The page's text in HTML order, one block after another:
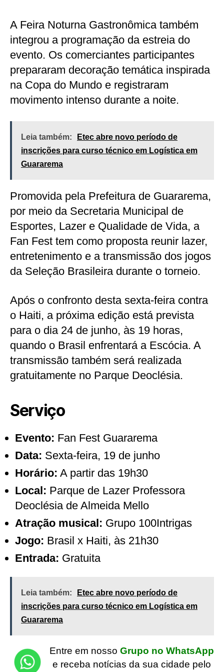
A Feira Noturna Gastronômica também
integrou a programação da estreia do
evento. Os comerciantes participantes
prepararam decoração temática inspirada
na Copa do Mundo e registraram
movimento intenso durante a noite.
Leia também:
Etec abre novo período de
inscrições para curso técnico em Logística em
Guararema
Promovida pela Prefeitura de Guararema,
por meio da Secretaria Municipal de
Esportes, Lazer e Qualidade de Vida, a
Fan Fest tem como proposta reunir lazer,
entretenimento e a transmissão dos jogos
da Seleção Brasileira durante o torneio.
Após o confronto desta sexta-feira contra
o Haiti, a próxima edição está prevista
para o dia 24 de junho, às 19 horas,
quando o Brasil enfrentará a Escócia. A
transmissão também será realizada
gratuitamente no Parque Deoclésia.
Serviço
Evento: Fan Fest Guararema
Data: Sexta-feira, 19 de junho
Horário: A partir das 19h30
Local: Parque de Lazer Professora
Deoclésia de Almeida Mello
Atração musical: Grupo 100Intrigas
Jogo: Brasil x Haiti, às 21h30
Entrada: Gratuita
Leia também:
Etec abre novo período de
inscrições para curso técnico em Logística em
Guararema
Entre em nosso Grupo no WhatsApp
e receba notícias da sua cidade pelo